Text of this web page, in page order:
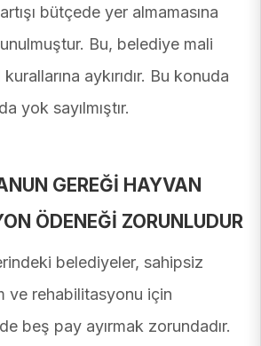
bütçede yer almamasına
Bu, belediye mali
aykırıdır. Bu konuda
yok sayılmıştır.
GEREĞİ HAYVAN
ÖDENEĞİ ZORUNLUDUR
belediyeler, sahipsiz
ve rehabilitasyonu için
beş pay ayırmak zorundadır.